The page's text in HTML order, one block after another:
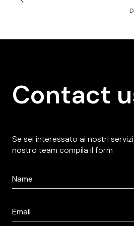
Contact
Se sei interessato ai nostri
nostro team compila il form
*
*